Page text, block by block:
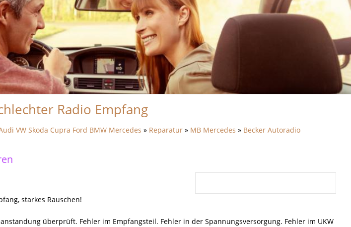
Radio Empfang
VW Skoda Cupra Ford BMW Mercedes » Reparatur » MB Mercedes » Becker Autoradio
starkes Rauschen!
überprüft. Fehler im Empfangsteil. Fehler in der Spannungsversorgung. Fehler im UKW